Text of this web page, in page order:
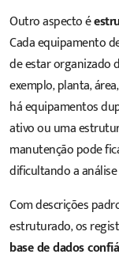
Outro aspecto é
Cada equipamento
de estar organizado
exemplo, planta,
há equipamentos
ativo ou uma
manutenção pode
dificultando a
Com descrições
estruturado, os
base de dados